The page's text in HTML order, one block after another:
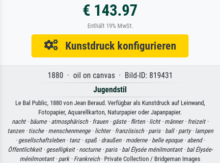
€ 143.97
Enthält 19% MwSt.
Kunstdruck konfigurieren
1880 · oil on canvas · Bild-ID: 819431
Jugendstil
Le Bal Public, 1880 von Jean Beraud. Verfügbar als Kunstdruck auf Leinwand,
Fotopapier, Aquarellkarton, Naturpapier oder Japanpapier.
nacht · bäume · atmosphärisch · frauen · gäste · flirten · licht · männer · freizeit ·
tanzen · tische · menschenmenge · lichter · französisch · paris · ball · party · lampen
· gesellschaftsleben · tanz · spaß · draußen · moderne · belle epoque · abend ·
Öffentlichkeit · geselligkeit · nocturne · paris · bal Élysée ménilmontant · bal Élysée-
ménilmontant · park · Frankreich· Private Collection / Bridgeman Images